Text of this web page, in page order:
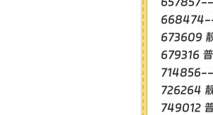
673609
679316
726264
749012